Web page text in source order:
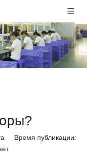
Время публикации: